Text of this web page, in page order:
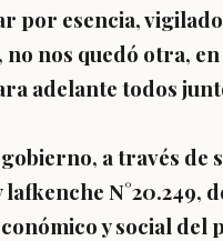
por esencia,
nos quedó otra,
adelante todos
a través de
N°20.249,
y social del